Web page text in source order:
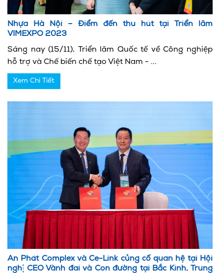
Nhựa Hà Nội – Điểm đến thu hút tại Triển lãm
VIMEXPO 2023
Sáng nay (15/11), Triển lãm Quốc tế về Công nghiệp
hỗ trợ và Chế biến chế tạo Việt Nam - ...
Xem Chi Tiết
An Phát Complex và Ce-Link củng cố quan hệ tại Hội
nghị CEO Vành đai và Con đường tại Bắc Kinh, Trung